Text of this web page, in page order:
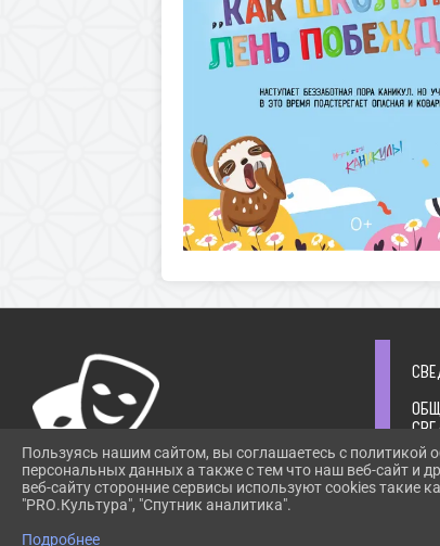
ПРИ ИСПОЛЬЗОВАНИИ МАТЕРИАЛОВ САЙТА
ССЫЛКА
Пользуясь нашим сайтом, вы соглашаетесь с политикой
персональных данных а также с тем что наш веб-сайт и
веб-сайту сторонние сервисы используют cookies такие
"PRO.Культура", "Спутник аналитика".
Подробнее